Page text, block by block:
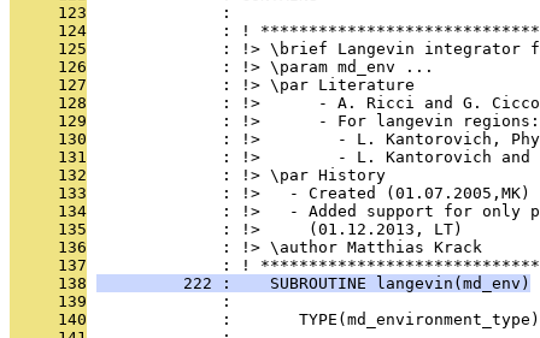
     123
              :
     124
: !
     125
: !> \brief Langevin integrator
     126
              : !> \param md_env ...
     127
              : !> \par Literature
     128
: !>      - A. Ricci and G.
     129
              : !>      - For langevin regions:
     130
: !>        - L. Kantorovich,
     131
: !>        - L. Kantorovich
     132
              : !> \par History
     133
              : !>   - Created (01.07.2005,MK)
     134
: !>   - Added support for only
     135
              : !>     (01.12.2013, LT)
     136
              : !> \author Matthias Krack
     137
: !
     138
         222 :    SUBROUTINE langevin(md_env)
     139
              :
     140
: